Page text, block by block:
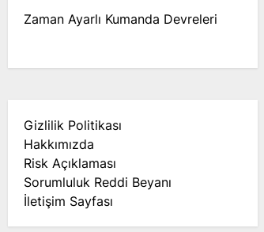
Zaman Ayarlı Kumanda Devreleri
Gizlilik Politikası
Hakkımızda
Risk Açıklaması
Sorumluluk Reddi Beyanı
İletişim Sayfası